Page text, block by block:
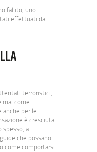
fallito, uno
effettuati da
terroristici,
mai come
anche per le
è cresciuta
spesso, a
che possano
come comportarsi